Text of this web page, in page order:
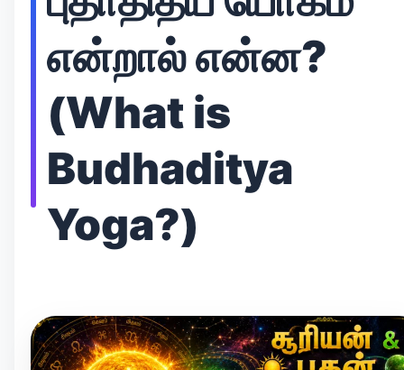
என்றால் என்ன?
(What is
Budhaditya
Yoga?)